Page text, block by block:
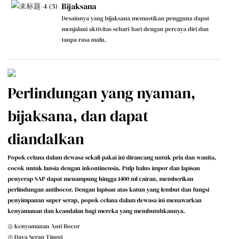
Bijaksana
Desainnya yang bijaksana memastikan pengguna dapat
menjalani aktivitas sehari-hari dengan percaya diri dan
tanpa rasa malu.
Perlindungan yang nyaman,
bijaksana, dan dapat
diandalkan
Popok celana dalam dewasa sekali pakai ini dirancang untuk pria dan wanita,
cocok untuk lansia dengan inkontinensia. Pulp halus impor dan lapisan
penyerap SAP dapat menampung hingga 1400 ml cairan, memberikan
perlindungan antibocor. Dengan lapisan atas katun yang lembut dan fungsi
penyimpanan super serap, popok celana dalam dewasa ini menawarkan
kenyamanan dan keandalan bagi mereka yang membutuhkannya.
◎ Kenyamanan Anti Bocor
◎ Daya Serap Tinggi